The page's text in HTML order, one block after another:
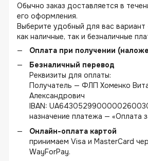
Обычно заказ доставляется в
его оформления.
Выберите удобный для вас
как наличные, так и безналичные
Оплата при получении
Безналичный перевод
Реквизиты для оплаты:
Получатель — ФЛП Хоменко
Александрович
IBAN:
назначение платежа — «Оплата
Онлайн-оплата картой
принимаем Visa и MasterCard
WayForPay.